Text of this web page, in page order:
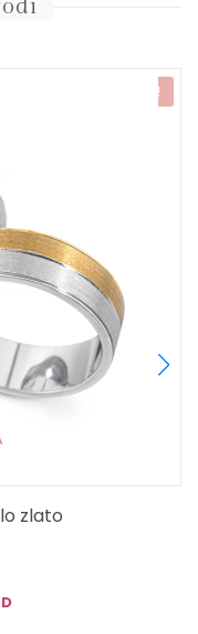
NOVO!
zlato